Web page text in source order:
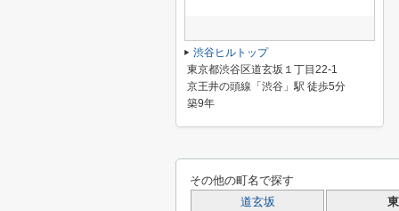
渋谷ヒルトップ
東京都渋谷区道玄坂１丁目22-1
京王井の頭線「渋谷」駅 徒歩5分
築9年
その他の町名で探す
道玄坂 東